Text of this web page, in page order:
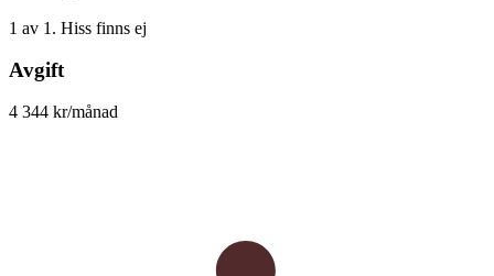
1 av 1. Hiss finns ej
Avgift
4 344 kr/månad